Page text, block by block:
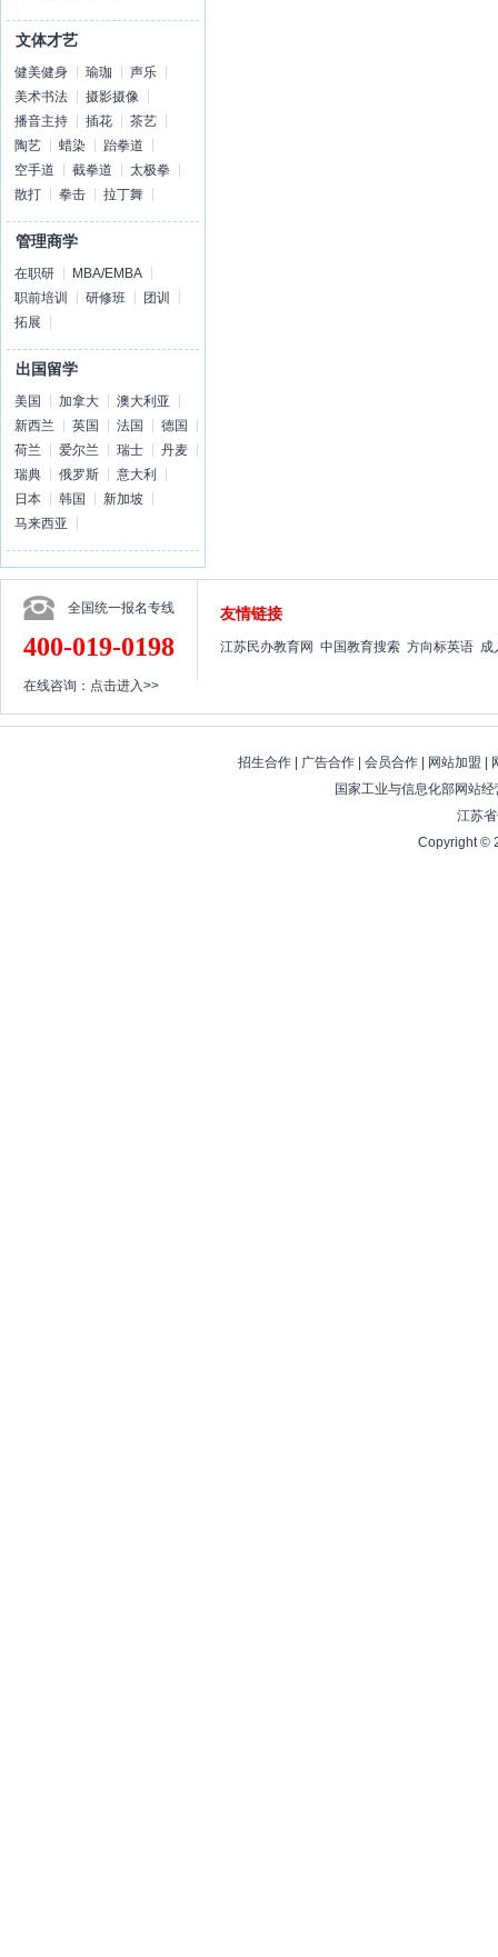
文体才艺
健美健身 瑜珈
声乐
美术书法
摄影摄像
播音主持
插花
茶艺
陶艺
蜡染
跆拳道
空手道
截拳道
太极拳
散打
拳击 拉丁舞
管理商学
在职研
MBA/EMBA
职前培训
研修班
团训
拓展
出国留学
美国 加拿大
澳大利亚
新西兰
英国 法国
德国
荷兰
爱尔兰 瑞士
丹麦
瑞典
俄罗斯
意大利
日本
韩国
新加坡
马来西亚
全国统一报名专线
400-019-0198
在线咨询： 点击进入>>
友情链接
江苏民办教育网 中国教育搜索 方向标英语 成
招生合作| 广告合作| 会员合作| 网站加盟
国家工业与信息化部网站
江苏
Copyright ©